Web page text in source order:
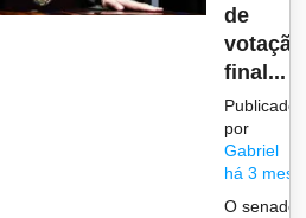
de
votação
final...
Publicado
por
Gabriel
há 3
O